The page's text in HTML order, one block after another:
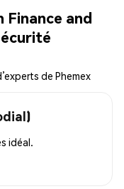
Finance and
de Phemex
idéal.